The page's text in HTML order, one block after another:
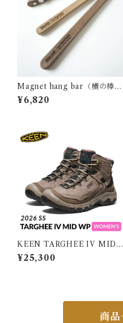
Magnet hang bar（横の棒）
SC25 ウォルナット
¥6,820
KEEN TARGHEE IV MID
WP WOMEN キーン ターギ
ー フォー ミッド ウォータープ
¥25,300
商品